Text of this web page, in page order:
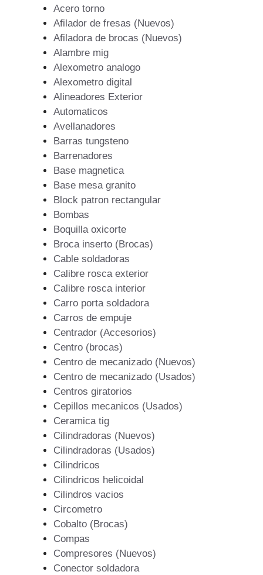
Acero torno
Afilador de fresas (Nuevos)
Afiladora de brocas (Nuevos)
Alambre mig
Alexometro analogo
Alexometro digital
Alineadores Exterior
Automaticos
Avellanadores
Barras tungsteno
Barrenadores
Base magnetica
Base mesa granito
Block patron rectangular
Bombas
Boquilla oxicorte
Broca inserto (Brocas)
Cable soldadoras
Calibre rosca exterior
Calibre rosca interior
Carro porta soldadora
Carros de empuje
Centrador (Accesorios)
Centro (brocas)
Centro de mecanizado (Nuevos)
Centro de mecanizado (Usados)
Centros giratorios
Cepillos mecanicos (Usados)
Ceramica tig
Cilindradoras (Nuevos)
Cilindradoras (Usados)
Cilindricos
Cilindricos helicoidal
Cilindros vacios
Circometro
Cobalto (Brocas)
Compas
Compresores (Nuevos)
Conector soldadora